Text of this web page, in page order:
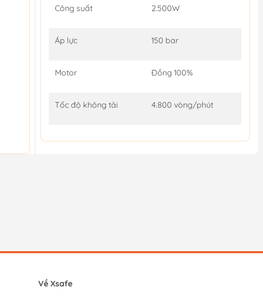
Công suất 2.500W
Áp lực 150 bar
Motor Đồng 100%
Tốc độ không tải 4.800 vòng/phút
Về Xsafe